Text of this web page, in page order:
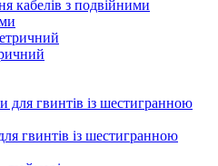
кабелів з подвійними
гвинтів із шестигранною